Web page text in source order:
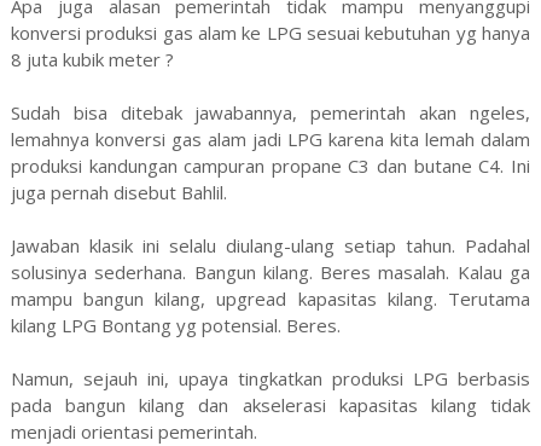
Apa juga alasan pemerintah tidak mampu menyanggupi
konversi produksi gas alam ke LPG sesuai kebutuhan yg hanya
8 juta kubik meter ?
Sudah bisa ditebak jawabannya, pemerintah akan ngeles,
lemahnya konversi gas alam jadi LPG karena kita lemah dalam
produksi kandungan campuran propane C3 dan butane C4. Ini
juga pernah disebut Bahlil.
Jawaban klasik ini selalu diulang-ulang setiap tahun. Padahal
solusinya sederhana. Bangun kilang. Beres masalah. Kalau ga
mampu bangun kilang, upgread kapasitas kilang. Terutama
kilang LPG Bontang yg potensial. Beres.
Namun, sejauh ini, upaya tingkatkan produksi LPG berbasis
pada bangun kilang dan akselerasi kapasitas kilang tidak
menjadi orientasi pemerintah.